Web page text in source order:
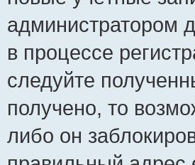
администратором
в процессе
следуйте
получено, то
либо он